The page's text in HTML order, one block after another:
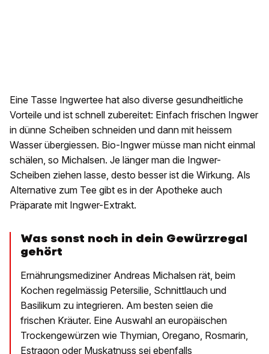
Eine Tasse Ingwertee hat also diverse gesundheitliche
Vorteile und ist schnell zubereitet: Einfach frischen Ingwer
in dünne Scheiben schneiden und dann mit heissem
Wasser übergiessen. Bio-Ingwer müsse man nicht einmal
schälen, so Michalsen. Je länger man die Ingwer-
Scheiben ziehen lasse, desto besser ist die Wirkung. Als
Alternative zum Tee gibt es in der Apotheke auch
Präparate mit Ingwer-Extrakt.
Was sonst noch in dein Gewürzregal
gehört
Ernährungsmediziner Andreas Michalsen rät, beim
Kochen regelmässig Petersilie, Schnittlauch und
Basilikum zu integrieren. Am besten seien die
frischen Kräuter. Eine Auswahl an europäischen
Trockengewürzen wie Thymian, Oregano, Rosmarin,
Estragon oder Muskatnuss sei ebenfalls